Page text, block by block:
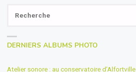
DERNIERS ALBUMS PHOTO
Atelier sonore : au conservatoire d’Alfortville